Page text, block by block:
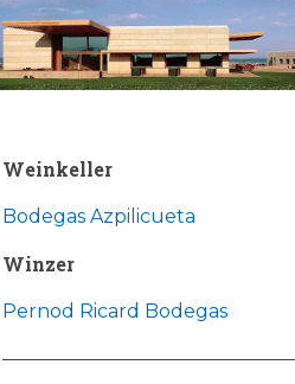
Weinkeller
Bodegas Azpilicueta
Winzer
Pernod Ricard Bodegas